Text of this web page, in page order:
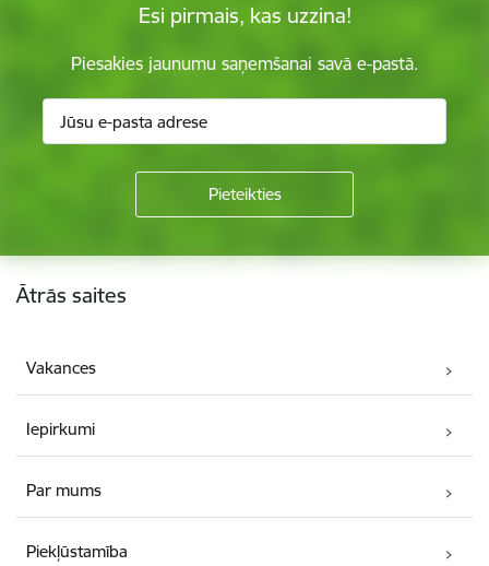
Esi pirmais, kas uzzina!
Piesakies jaunumu saņemšanai savā e-pastā.
Kājene
Ātrās saites
Vakances
Iepirkumi
Par mums
Piekļūstamība